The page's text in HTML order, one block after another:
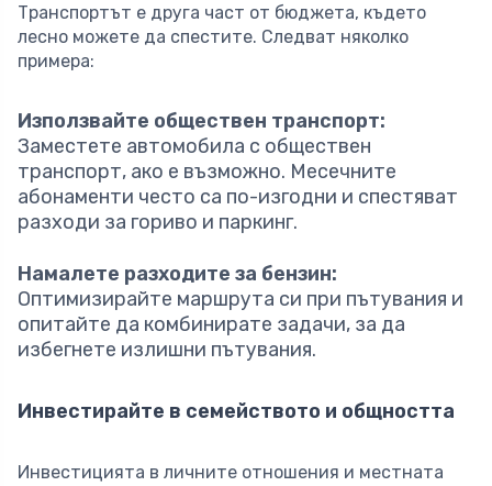
Транспортът е друга част от бюджета, където
лесно можете да спестите. Следват няколко
примера:
Използвайте обществен транспорт:
Заместете автомобила с обществен
транспорт, ако е възможно. Месечните
абонаменти често са по-изгодни и спестяват
разходи за гориво и паркинг.
Намалете разходите за бензин:
Оптимизирайте маршрута си при пътувания и
опитайте да комбинирате задачи, за да
избегнете излишни пътувания.
Инвестирайте в семейството и общността
Инвестицията в личните отношения и местната